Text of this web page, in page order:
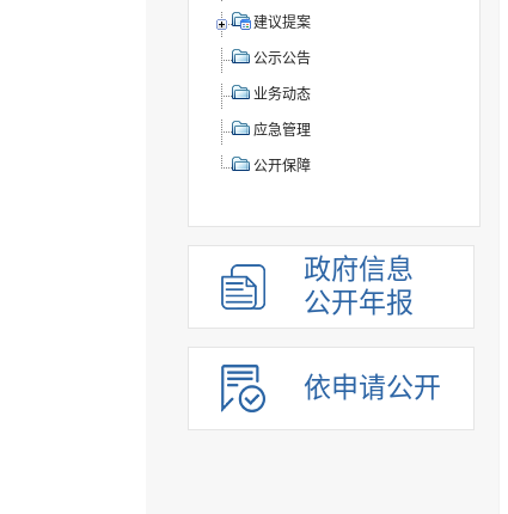
建议提案
公示公告
业务动态
应急管理
公开保障
政府信息
公开年报
依申请公开